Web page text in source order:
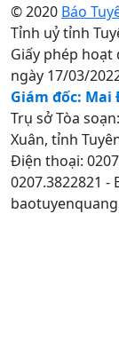
© 2020 Báo
Tỉnh uỷ tỉnh
Giấy phép hoạt
ngày 17/03/
Giám đốc: Mai
Trụ sở Tòa
Xuân, tỉnh
Điện thoại:
0207.3822821 -